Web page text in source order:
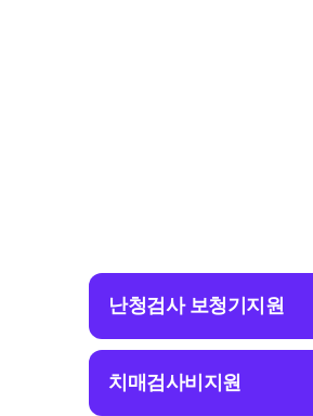
난청검사 보청기지원
치매검사비지원